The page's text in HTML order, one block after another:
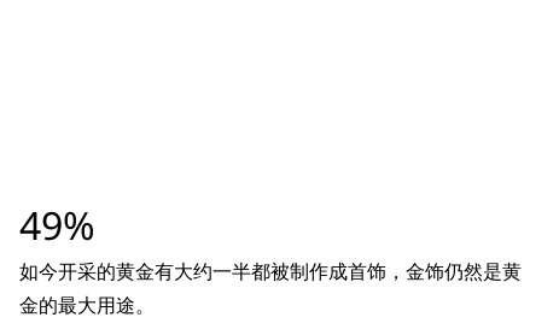
49%
如今开采的黄金有大约一半都被制作成首饰，金饰仍然是黄
金的最大用途。